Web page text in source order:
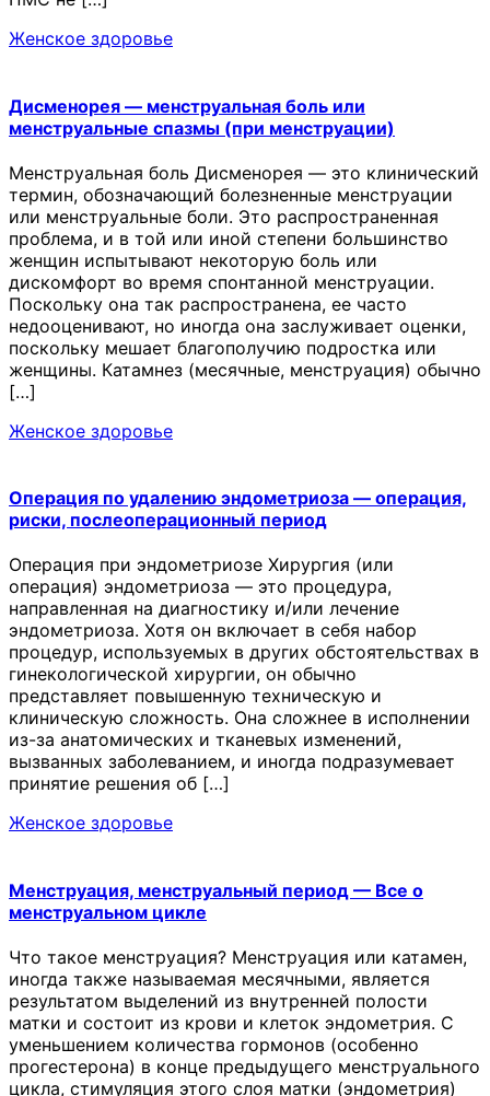
Женское здоровье
Дисменорея — менструальная боль или
менструальные спазмы (при менструации)
Менструальная боль Дисменорея — это клинический
термин, обозначающий болезненные менструации
или менструальные боли. Это распространенная
проблема, и в той или иной степени большинство
женщин испытывают некоторую боль или
дискомфорт во время спонтанной менструации.
Поскольку она так распространена, ее часто
недооценивают, но иногда она заслуживает оценки,
поскольку мешает благополучию подростка или
женщины. Катамнез (месячные, менструация) обычно
[…]
Женское здоровье
Операция по удалению эндометриоза — операция,
риски, послеоперационный период
Операция при эндометриозе Хирургия (или
операция) эндометриоза — это процедура,
направленная на диагностику и/или лечение
эндометриоза. Хотя он включает в себя набор
процедур, используемых в других обстоятельствах в
гинекологической хирургии, он обычно
представляет повышенную техническую и
клиническую сложность. Она сложнее в исполнении
из-за анатомических и тканевых изменений,
вызванных заболеванием, и иногда подразумевает
принятие решения об […]
Женское здоровье
Менструация, менструальный период — Все о
менструальном цикле
Что такое менструация? Менструация или катамен,
иногда также называемая месячными, является
результатом выделений из внутренней полости
матки и состоит из крови и клеток эндометрия. С
уменьшением количества гормонов (особенно
прогестерона) в конце предыдущего менструального
цикла, стимуляция этого слоя матки (эндометрия)